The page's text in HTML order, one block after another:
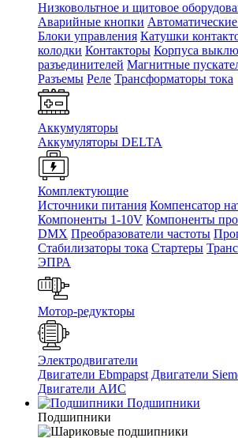
Низковольтное и щитовое
Аварийные кнопки
Блоки управления Катушки
колодки Контакторы Корпуса
разъединителей Магнитные
Разъемы Реле Трансформаторы тока
Аккумуляторы
Аккумуляторы DELTA
Комплектующие
Источники питания Компенсатор
Компоненты 1-10V Компоненты
DMX Преобразователи частоты
Стабилизаторы тока Стартеры
ЭПРА
Мотор-редукторы
Электродвигатели
Двигатели Ebmpapst Двигатели
Двигатели АИС
Подшипники
Подшипники